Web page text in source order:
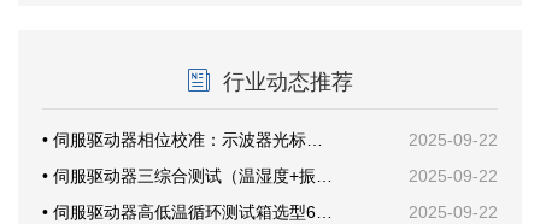
行业动态推荐
• 伺服驱动器相位校准：示波器光标这样放才准
2025-09-22
• 伺服驱动器三综合测试（温湿度+振动）案例分享
2025-09-22
• 伺服驱动器高低温循环测试箱选型6要素
2025-09-22